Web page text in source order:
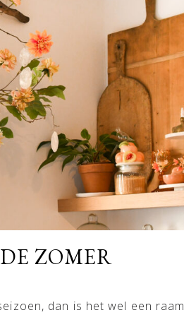
ZOMER
dan is het wel een raam